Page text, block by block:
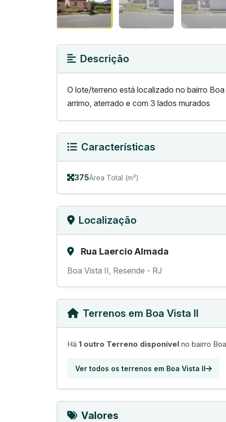
Descrição
O lote/terreno está localizado no bairro
arrimo, aterrado e com 3 lados murados
Características
375Área Total (m²)
Localização
Rua Laercio Almada
Boa Vista II, Resende - RJ
Terrenos em Boa Vista II
Há 1 outro Terreno disponível no bairro
Ver todos os terrenos em Boa Vista II
Valores